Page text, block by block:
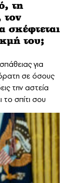
τη
τον
σκέφτεται
του;
για
σε όσους
την αστεία
σπίτι σου